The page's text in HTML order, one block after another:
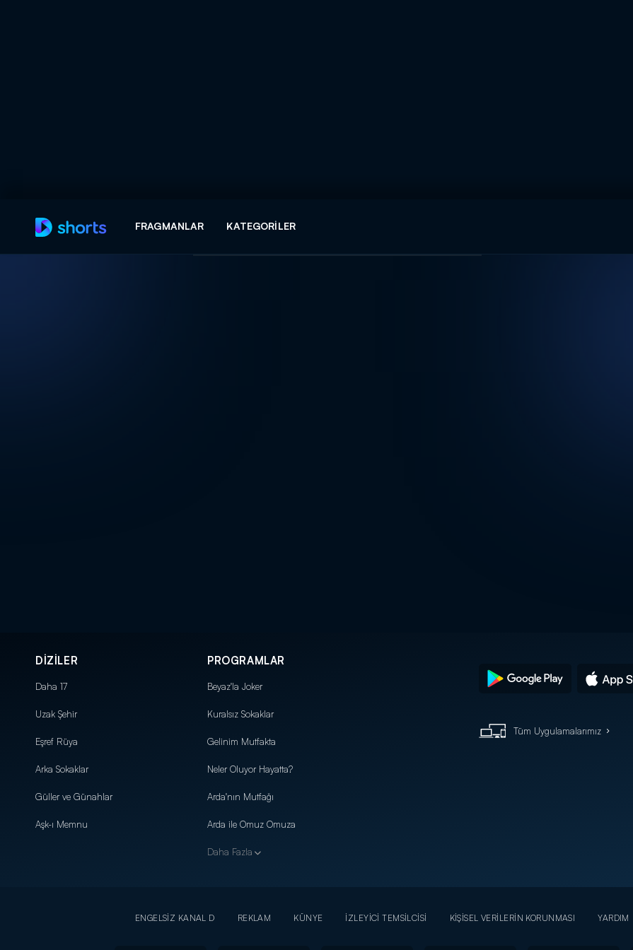
FRAGMANLAR KATEGORILER
DİZİLER
Daha 17
Uzak Şehir
Eşref Rüya
Arka Sokaklar
Güller ve Günahlar
Aşk-ı Memnu
PROGRAMLAR
Beyaz'la Joker
Kuralsız Sokaklar
Gelinim Mutfakta
Neler Oluyor Hayatta?
Arda'nın Mutfağı
Arda ile Omuz Omuza
Daha Fazla
Tüm Uygulamalarımız
ENGELSİZ KANAL D REKLAM KÜNYE İZLEYİCİ TEMSİLCİSİ KİŞİSEL VERİLERİN KORUNMASI YARDIM